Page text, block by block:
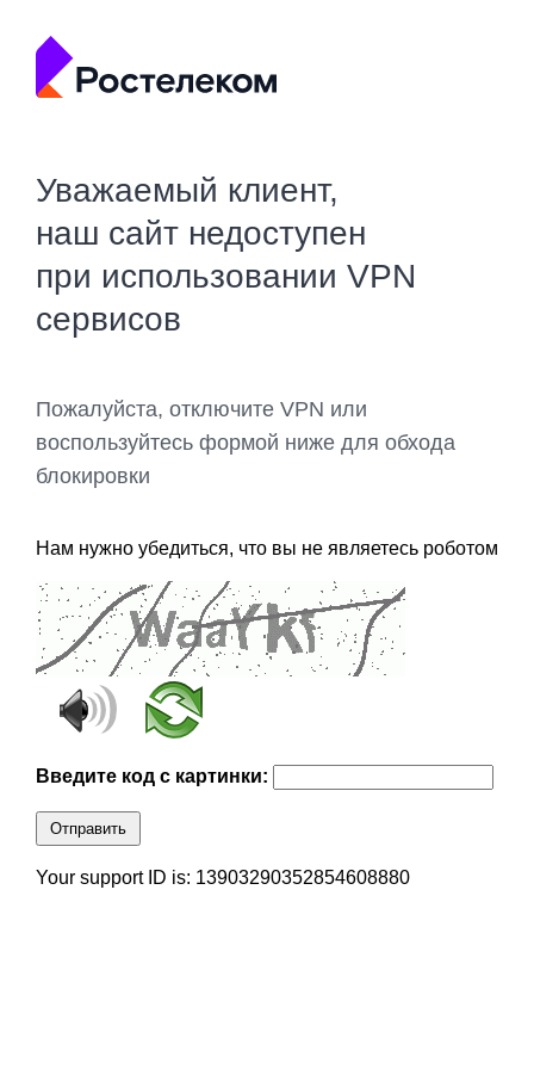
Уважаемый клиент,
наш сайт недоступен
при использовании VPN
сервисов
Пожалуйста, отключите VPN или
воспользуйтесь формой ниже для обхода
блокировки
Нам нужно убедиться, что вы не являетесь роботом
Введите код с картинки:
Отправить
Your support ID is: 13903290352854608880